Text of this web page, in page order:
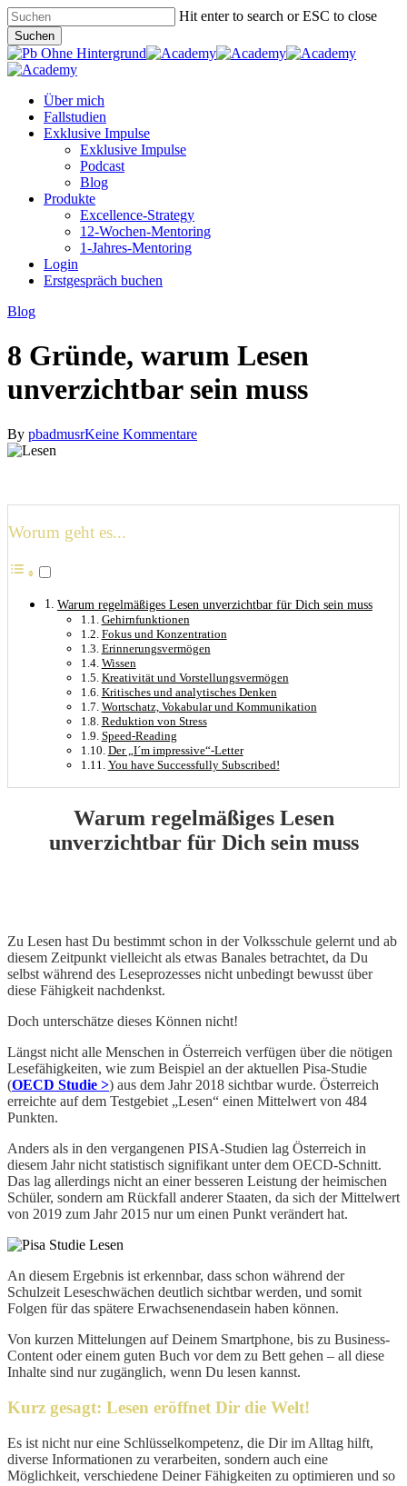
Skip
to
main
content
Hit enter to search or ESC to close
Suchen
Close
Search
Menu
Über mich
Fallstudien
Exklusive Impulse
Exklusive Impulse
Podcast
Blog
Produkte
Excellence-Strategy
12-Wochen-Mentoring
1-Jahres-Mentoring
Login
Erstgespräch buchen
Blog
8 Gründe, warum Lesen
unverzichtbar sein muss
By pbadmusrKeine Kommentare
Worum geht es...
Warum regelmäßiges Lesen unverzichtbar für Dich sein muss
Gehirnfunktionen
Fokus und Konzentration
Erinnerungsvermögen
Wissen
Kreativität und Vorstellungsvermögen
Kritisches und analytisches Denken
Wortschatz, Vokabular und Kommunikation
Reduktion von Stress
Speed-Reading
Der „I´m impressive“-Letter
You have Successfully Subscribed!
Warum regelmäßiges Lesen
unverzichtbar für Dich sein muss
Zu Lesen hast Du bestimmt schon in der Volksschule gelernt und ab
diesem Zeitpunkt vielleicht als etwas Banales betrachtet, da Du
selbst während des Leseprozesses nicht unbedingt bewusst über
diese Fähigkeit nachdenkst.
Doch unterschätze dieses Können nicht!
Längst nicht alle Menschen in Österreich verfügen über die nötigen
Lesefähigkeiten, wie zum Beispiel an der aktuellen Pisa-Studie
(OECD Studie >) aus dem Jahr 2018 sichtbar wurde. Österreich
erreichte auf dem Testgebiet „Lesen“ einen Mittelwert von 484
Punkten.
Anders als in den vergangenen PISA-Studien lag Österreich in
diesem Jahr nicht statistisch signifikant unter dem OECD-Schnitt.
Das lag allerdings nicht an einer besseren Leistung der heimischen
Schüler, sondern am Rückfall anderer Staaten, da sich der Mittelwert
von 2019 zum Jahr 2015 nur um einen Punkt verändert hat.
An diesem Ergebnis ist erkennbar, dass schon während der
Schulzeit Leseschwächen deutlich sichtbar werden, und somit
Folgen für das spätere Erwachsenendasein haben können.
Von kurzen Mittelungen auf Deinem Smartphone, bis zu Business-
Content oder einem guten Buch vor dem zu Bett gehen – all diese
Inhalte sind nur zugänglich, wenn Du lesen kannst.
Kurz gesagt: Lesen eröffnet Dir die Welt!
Es ist nicht nur eine Schlüsselkompetenz, die Dir im Alltag hilft,
diverse Informationen zu verarbeiten, sondern auch eine
Möglichkeit, verschiedene Deiner Fähigkeiten zu optimieren und so